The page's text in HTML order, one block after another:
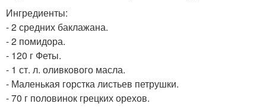
Ингредиенты:
- 2 средних баклажана.
- 2 помидора.
- 120 г Феты.
- 1 ст. л. оливкового масла.
- Маленькая горстка листьев петрушки.
- 70 г половинок грецких орехов.